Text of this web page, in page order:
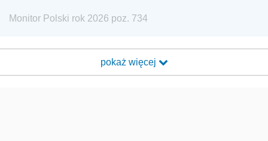
Monitor Polski rok 2026 poz. 734
pokaż więcej